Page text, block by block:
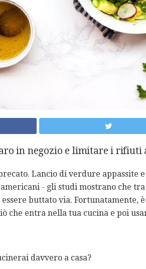
in negozio e limitare i rifiuti
Lancio di verdure appassite
- gli studi mostrano che
buttato via. Fortunatamente,
che entra nella tua cucina e poi
davvero a casa?